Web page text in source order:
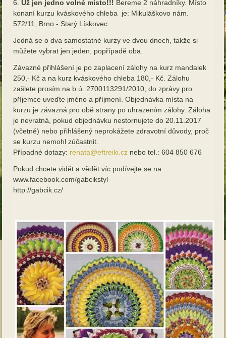
6.Už jen jedno volné místo!!! Bereme 2 náhradníky. Místo
konaní kurzu kváskového chleba je: Mikuláškovo nám.
572/11, Brno - Starý Lískovec.
Jedná se o dva samostatné kurzy ve dvou dnech, takže si
můžete vybrat jen jeden, popřípadě oba.
Závazné přihlášení je po zaplacení zálohy na kurz mandalek
250,- Kč a na kurz kváskového chleba 180,- Kč. Zálohu
zašlete prosím na b.ú. 2700113291/2010, do zprávy pro
příjemce uveďte jméno a příjmení. Objednávka místa na
kurzu je závazná pro obě strany po uhrazením zálohy. Záloha
je nevratná, pokud objednávku nestornujete do 20.11.2017
(včetně) nebo přihlášený neprokážete zdravotní důvody, proč
se kurzu nemohl zúčastnit.
Případné dotazy: renata@eftreiki.cz nebo tel.: 604 850 676
Pokud chcete vidět a vědět víc podívejte se na:
www.facebook.com/gabcikstyl
http://gabcik.cz/